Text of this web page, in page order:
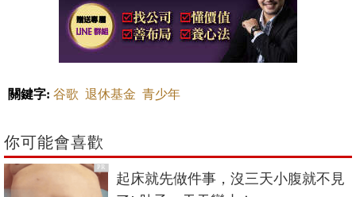
關鍵字: 谷歌 退休基金 青少年
你可能會喜歡
PR
起床就先做件事，沒三天小腹就不見